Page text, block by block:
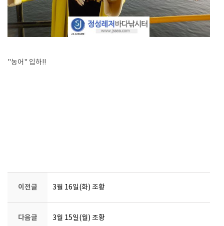
"농어" 입하!!
이전글 3월 16일(화) 조황
다음글 3월 15일(월) 조황